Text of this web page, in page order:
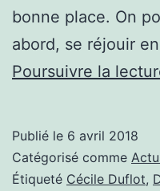
bonne place. On
abord, se réjouir
Poursuivre la
Publié le 6 avril 2018
Catégorisé comme
Étiqueté Cécile Duflot,